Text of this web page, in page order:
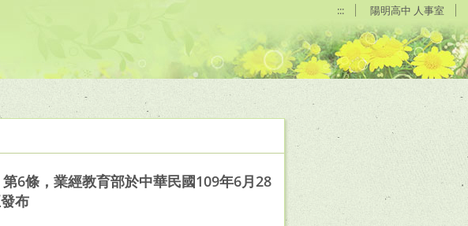
::: 陽明高中 人事室
6條，業經教育部於中華民國109年6月28
布